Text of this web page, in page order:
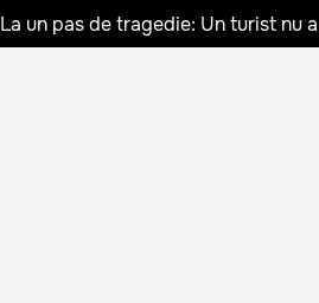
La un pas de tragedie: Un turist nu